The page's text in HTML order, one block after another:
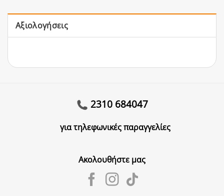
Αξιολογήσεις
2310 684047
για τηλεφωνικές παραγγελίες
Ακολουθήστε μας